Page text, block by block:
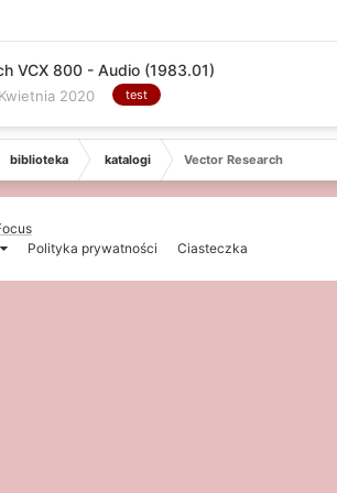
VCX 800 - Audio (1983.01)
2020 test
biblioteka katalogi Vector Research
Polityka prywatności Ciasteczka